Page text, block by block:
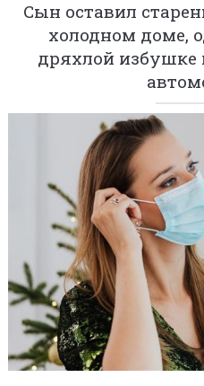
Сын оставил
холодном доме,
дряхлой избушке